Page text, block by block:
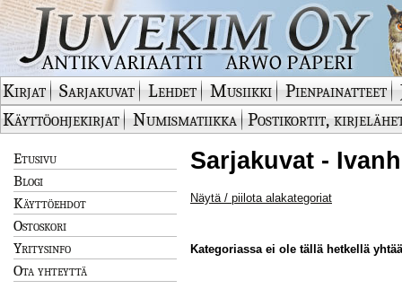
Kirjat Sarjakuvat Lehdet Musiikki Pienpainatteet
Käyttöohjekirjat
Numismatiikka Postikortit,
Etusivu
Blogi
Käyttöehdot
Ostoskori
Yritysinfo
Ota yhteyttä
Sarjakuvat -
Näytä / piilota alakategoriat
Kategoriassa ei ole tällä hetkellä